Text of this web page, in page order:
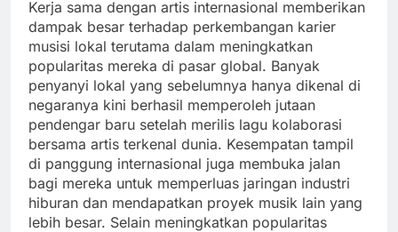
Kerja sama dengan artis internasional memberikan
dampak besar terhadap perkembangan karier
musisi lokal terutama dalam meningkatkan
popularitas mereka di pasar global. Banyak
penyanyi lokal yang sebelumnya hanya dikenal di
negaranya kini berhasil memperoleh jutaan
pendengar baru setelah merilis lagu kolaborasi
bersama artis terkenal dunia. Kesempatan tampil
di panggung internasional juga membuka jalan
bagi mereka untuk memperluas jaringan industri
hiburan dan mendapatkan proyek musik lain yang
lebih besar. Selain meningkatkan popularitas